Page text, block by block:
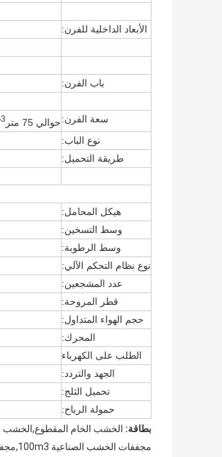
الأبعاد الداخلية للفرن:
باب الفرن:
سعة الفرن:حوالي 75 متر 3
/
نوع الباب:
طريقة التحميل:
هيكل المحامل:
وسط التسخين:
وسط الرطوبة:
نوع نظام التحكم الآلي:
عدد المشجعين:
قطر المروحة:
حجم الهواء المتداول:
المحرك:
الطلب على الكهرباء
الجهد والتردد:
تحميل الثلج:
حمولة الرياح:
بطاقة: الخشب الخام المقطوع,الخشب
مجففات الخشب الصناعية 100m3,مجففات الخشب الصناعية,مجفف أفران 100 متر مكعب